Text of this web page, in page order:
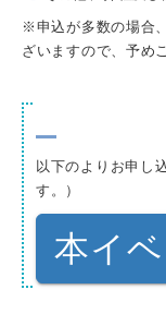
※申込が多数の場合
ざいますので、予め
以下のよりお申し
す。）
本イ